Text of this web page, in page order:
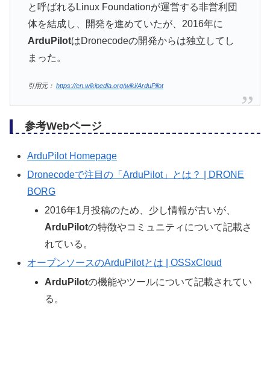
と呼ばれるLinux Foundationが運営する非営利団
体を結成し、開発を進めていたが、2016年に
ArduPilotはDronecodeの開発からは独立してし
まった。
引用元： https://en.wikipedia.org/wiki/ArduPilot
参考Webページ
ArduPilot Homepage
Dronecodeで注目の「ArduPilot」とは？ | DRONE
BORG
2016年1月投稿のため、少し情報が古いが、
ArduPilotの特徴やコミュニティについて記載さ
れている。
オープンソースのArduPilotとは | OSSxCloud
ArduPilotの機能やツールについて記載されてい
る。